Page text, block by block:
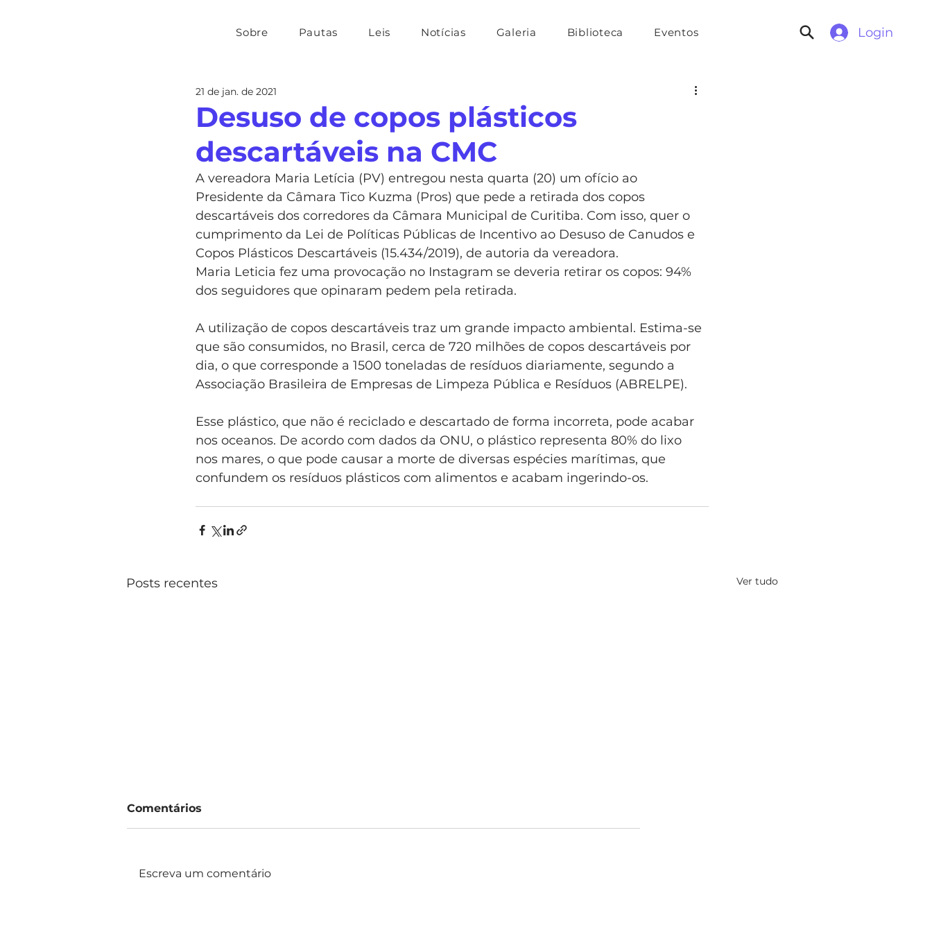
Sobre Pautas Leis Notícias Galeria Biblioteca Eventos Login
Desuso de copos plásticos
descartáveis na CMC
21 de jan. de 2021
A vereadora Maria Letícia (PV) entregou nesta quarta (20) um ofício ao
Presidente da Câmara Tico Kuzma (Pros) que pede a retirada dos copos
descartáveis dos corredores da Câmara Municipal de Curitiba. Com isso, quer o
cumprimento da Lei de Políticas Públicas de Incentivo ao Desuso de Canudos e
Copos Plásticos Descartáveis (15.434/2019), de autoria da vereadora.
Maria Leticia fez uma provocação no Instagram se deveria retirar os copos: 94%
dos seguidores que opinaram pedem pela retirada.
A utilização de copos descartáveis traz um grande impacto ambiental. Estima-se
que são consumidos, no Brasil, cerca de 720 milhões de copos descartáveis por
dia, o que corresponde a 1500 toneladas de resíduos diariamente, segundo a
Associação Brasileira de Empresas de Limpeza Pública e Resíduos (ABRELPE).
Esse plástico, que não é reciclado e descartado de forma incorreta, pode acabar
nos oceanos. De acordo com dados da ONU, o plástico representa 80% do lixo
nos mares, o que pode causar a morte de diversas espécies marítimas, que
confundem os resíduos plásticos com alimentos e acabam ingerindo-os.
Posts recentes Ver tudo
Comentários
Escreva um comentário